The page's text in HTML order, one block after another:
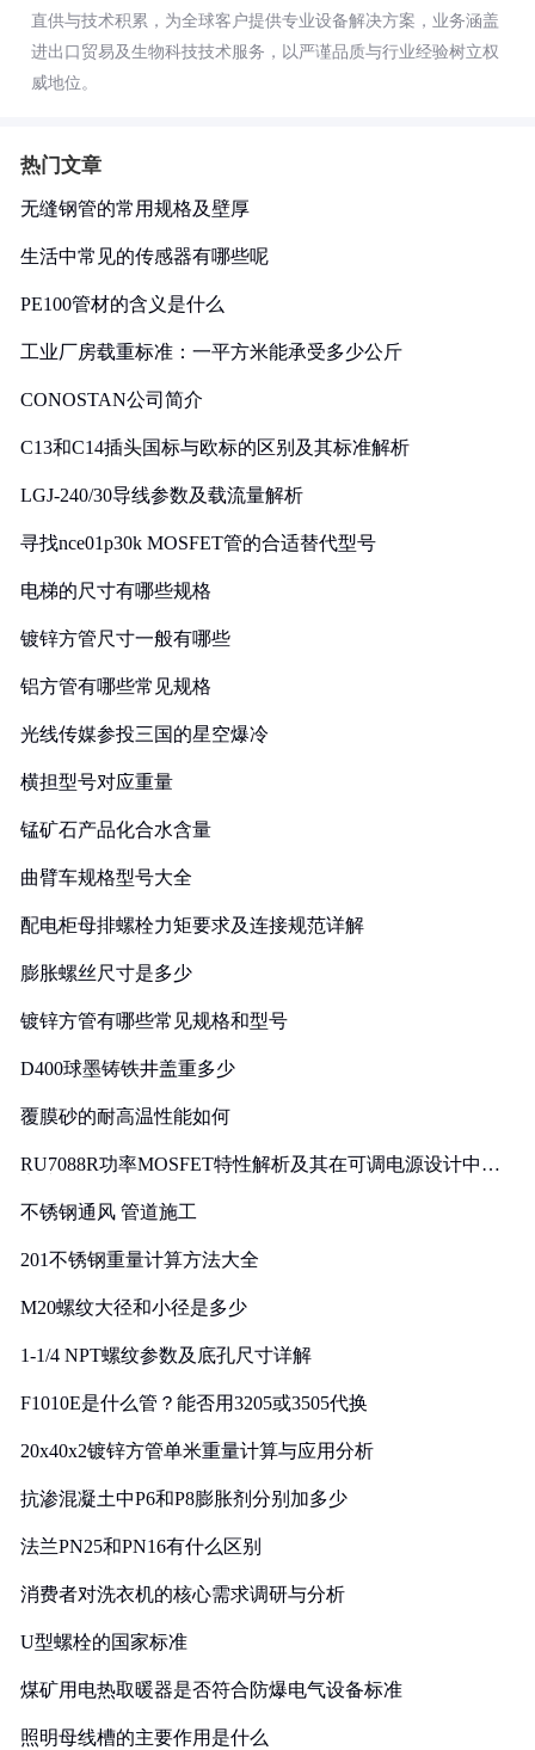
直供与技术积累，为全球客户提供专业设备解决方案，业务涵盖
进出口贸易及生物科技技术服务，以严谨品质与行业经验树立权
威地位。
热门文章
无缝钢管的常用规格及壁厚
生活中常见的传感器有哪些呢
PE100管材的含义是什么
工业厂房载重标准：一平方米能承受多少公斤
CONOSTAN公司简介
C13和C14插头国标与欧标的区别及其标准解析
LGJ-240/30导线参数及载流量解析
寻找nce01p30k MOSFET管的合适替代型号
电梯的尺寸有哪些规格
镀锌方管尺寸一般有哪些
铝方管有哪些常见规格
光线传媒参投三国的星空爆冷
横担型号对应重量
锰矿石产品化合水含量
曲臂车规格型号大全
配电柜母排螺栓力矩要求及连接规范详解
膨胀螺丝尺寸是多少
镀锌方管有哪些常见规格和型号
D400球墨铸铁井盖重多少
覆膜砂的耐高温性能如何
RU7088R功率MOSFET特性解析及其在可调电源设计中的
不锈钢通风 管道施工
201不锈钢重量计算方法大全
M20螺纹大径和小径是多少
1-1/4 NPT螺纹参数及底孔尺寸详解
F1010E是什么管？能否用3205或3505代换
20x40x2镀锌方管单米重量计算与应用分析
抗渗混凝土中P6和P8膨胀剂分别加多少
法兰PN25和PN16有什么区别
消费者对洗衣机的核心需求调研与分析
U型螺栓的国家标准
煤矿用电热取暖器是否符合防爆电气设备标准
照明母线槽的主要作用是什么